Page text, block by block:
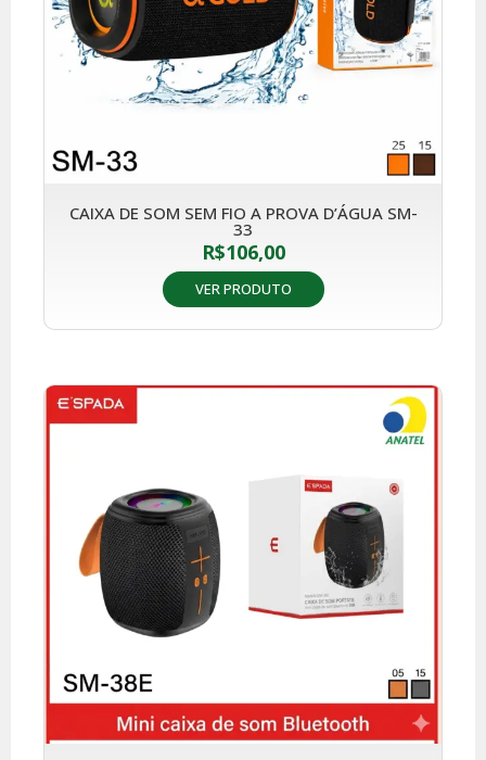
CAIXA DE SOM SEM FIO A PROVA D’ÁGUA SM-
33
R$106,00
VER PRODUTO